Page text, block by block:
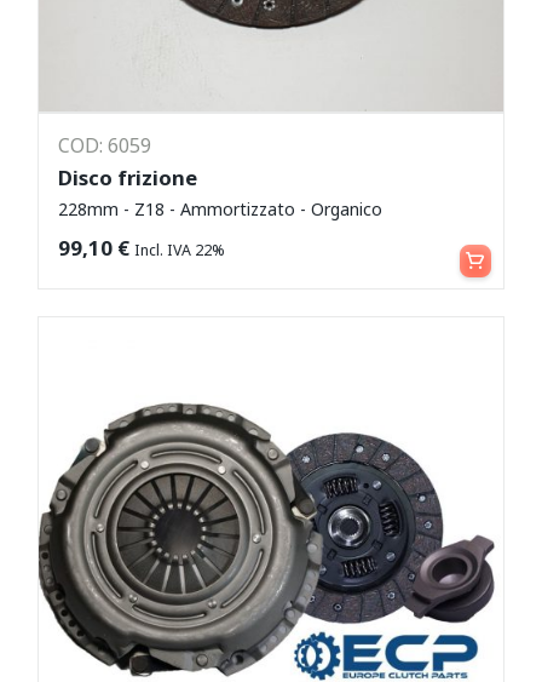
COD: 6059
Disco frizione
228mm - Z18 - Ammortizzato - Organico
99,10 € Incl. IVA 22% Aggiungi al carrello